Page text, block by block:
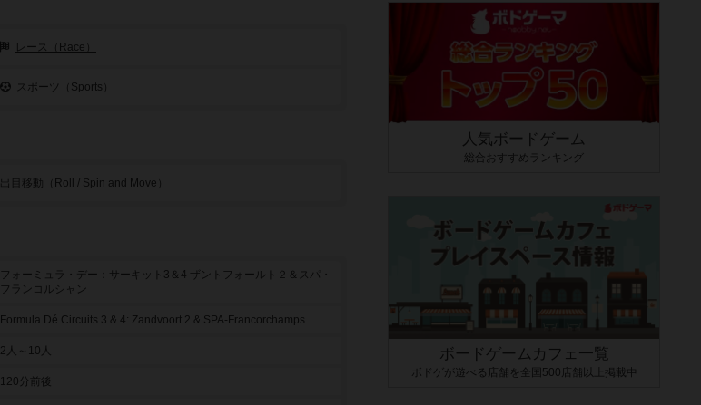
レース（Race）
スポーツ（Sports）
出目移動（Roll / Spin and Move）
フォーミュラ・デー：サーキット3＆4 ザントフォールト２＆スパ・
フランコルシャン
Formula Dé Circuits 3 & 4: Zandvoort 2 & SPA-Francorchamps
2人～10人
120分前後
人気ボードゲーム
総合おすすめランキング
ボードゲームカフェ一覧
ボドゲが遊べる店舗を全国500店舗以上掲載中